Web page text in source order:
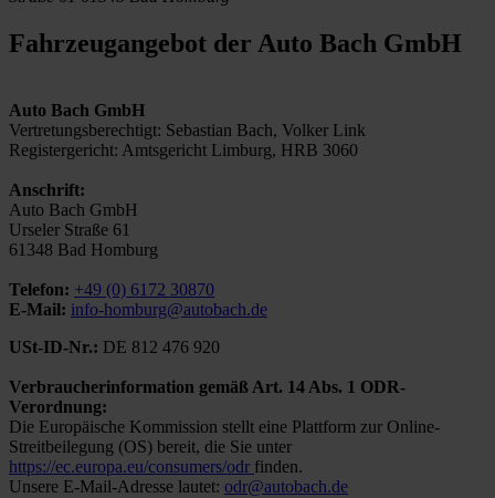
Fahrzeugangebot der Auto Bach GmbH
Auto Bach GmbH
Vertretungsberechtigt: Sebastian Bach, Volker Link
Registergericht: Amtsgericht Limburg, HRB 3060
Anschrift:
Auto Bach GmbH
Urseler Straße 61
61348 Bad Homburg
Telefon: +49 (0) 6172 30870
E-Mail: info-homburg@autobach.de
USt-ID-Nr.: DE 812 476 920
Verbraucherinformation gemäß Art. 14 Abs. 1 ODR-
Verordnung:
Die Europäische Kommission stellt eine Plattform zur Online-
Streitbeilegung (OS) bereit, die Sie unter
https://ec.europa.eu/consumers/odr finden.
Unsere E-Mail-Adresse lautet: odr@autobach.de